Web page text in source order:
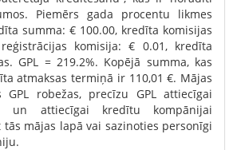
Piemērs gada procentu likmes
summa: € 100.00, kredīta komisijas
komisija: € 0.01, kredīta
GPL = 219.2%. Kopējā summa, kas
atmaksas termiņā ir 110,01 €. Mājas
robežas, precīzu GPL attiecīgai
un attiecīgai kredītu kompānijai
mājas lapā vai sazinoties personīgi